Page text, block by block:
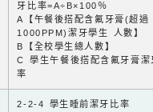
牙比率=A÷B×100％
A【午餐後搭配含氟牙膏(超過
1000PPM)潔牙學生 人數】
B【全校學生總人數】
C 學生午餐後搭配含氟牙膏潔
率
2-2-4 學生睡前潔牙比率